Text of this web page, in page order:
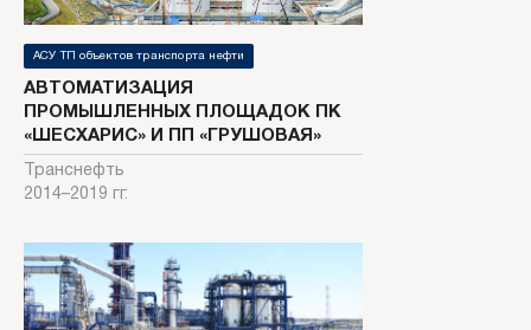
АСУ ТП объектов транспорта нефти
АВТОМАТИЗАЦИЯ
ПРОМЫШЛЕННЫХ ПЛОЩАДОК ПК
«ШЕСХАРИС» И ПП «ГРУШОВАЯ»
Транснефть
2014–2019 гг.